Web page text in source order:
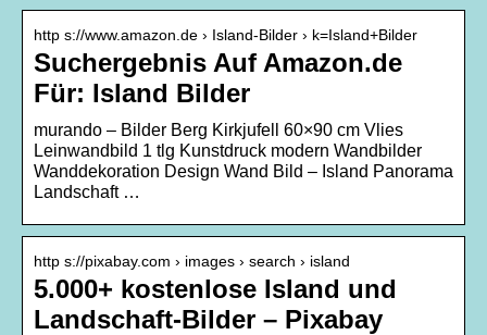
http s://www.amazon.de › Island-Bilder › k=Island+Bilder
Suchergebnis Auf Amazon.de
Für: Island Bilder
murando – Bilder Berg Kirkjufell 60×90 cm Vlies
Leinwandbild 1 tlg Kunstdruck modern Wandbilder
Wanddekoration Design Wand Bild – Island Panorama
Landschaft …
http s://pixabay.com › images › search › island
5.000+ kostenlose Island und
Landschaft-Bilder – Pixabay